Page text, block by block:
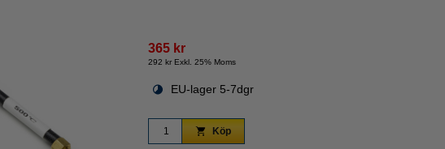
365 kr
292 kr Exkl. 25% Moms
EU-lager 5-7dgr
Köp